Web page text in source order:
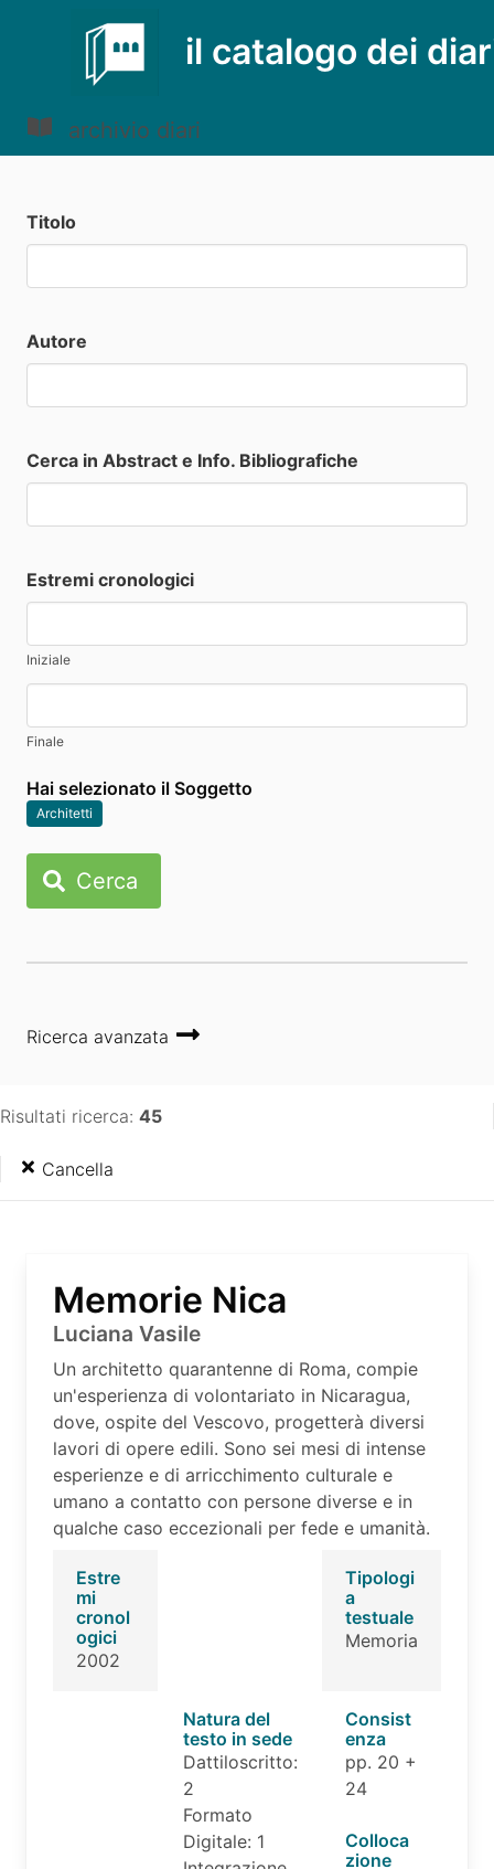
il catalogo dei
archivio diari
Titolo
Autore
Cerca in Abstract e Info. Bibliografiche
Estremi cronologici
Iniziale
Finale
Hai selezionato il Soggetto
Architetti
Cerca
Ricerca avanzata
Risultati ricerca: 45
Cancella
Memorie Nica
Luciana Vasile
Un architetto quarantenne di Roma, compie
un'esperienza di volontariato in Nicaragua,
dove, ospite del Vescovo, progetterà diversi
lavori di opere edili. Sono sei mesi di intense
esperienze e di arricchimento culturale e
umano a contatto con persone diverse e in
qualche caso eccezionali per fede e umanità.
Estre
mi
cronol
ogici
2002
Tipologi
a
testuale
Memoria
Natura del
testo in sede
Dattiloscritto:
2
Formato
Digitale: 1
Consist
enza
pp. 20 +
24
Colloca
zione